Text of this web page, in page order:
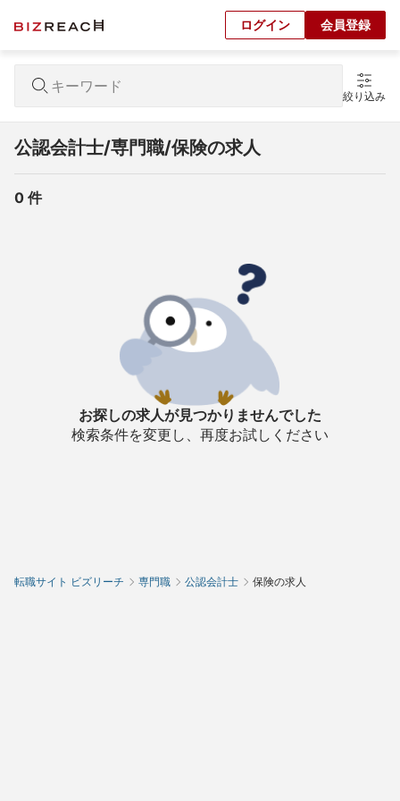
ログイン 会員登録
絞り込み
公認会計士/専門職/保険の求人
0 件
お探しの求人が見つかりませんでした
検索条件を変更し、再度お試しください
転職サイト ビズリーチ 専門職 公認会計士 保険の求人